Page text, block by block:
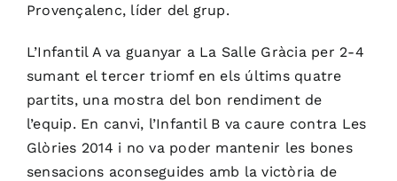
Provençalenc, líder del grup.
L’Infantil A va guanyar a La Salle Gràcia per 2-4
sumant el tercer triomf en els últims quatre
partits, una mostra del bon rendiment de
l’equip. En canvi, l’Infantil B va caure contra Les
Glòries 2014 i no va poder mantenir les bones
sensacions aconseguides amb la victòria de